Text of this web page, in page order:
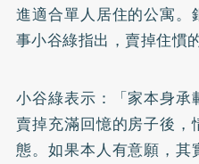
進適合單人居住的公寓
事小谷綠指出，賣掉住慣
小谷綠表示：「家本身
賣掉充滿回憶的房子後
態。如果本人有意願，